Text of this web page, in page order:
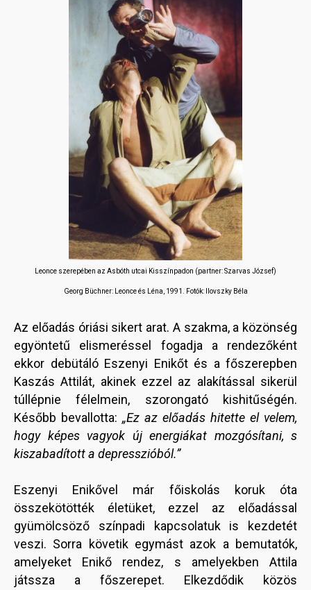
Leonce szerepében az Asbóth utcai Kisszínpadon (partner: Szarvas József)
Georg Büchner: Leonce és Léna, 1991. Fotók: Ilovszky Béla
Az előadás óriási sikert arat. A szakma, a közönség
egyöntetű elismeréssel fogadja a rendezőként
ekkor debütáló Eszenyi Enikőt és a főszerepben
Kaszás Attilát, akinek ezzel az alakítással sikerül
túllépnie félelmein, szorongató kishitűségén.
Később bevallotta: „Ez az előadás hitette el velem,
hogy képes vagyok új energiákat mozgósítani, s
kiszabadított a depresszióból.”
Eszenyi Enikővel már főiskolás koruk óta
összekötötték életüket, ezzel az előadással
gyümölcsöző színpadi kapcsolatuk is kezdetét
veszi. Sorra követik egymást azok a bemutatók,
amelyeket Enikő rendez, s amelyekben Attila
játssza a főszerepet. Elkezdődik közös